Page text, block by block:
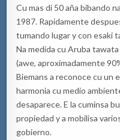
Cu mas di 50 aña bibando
1987. Rapidamente
tumando lugar y con esaki
Na medida cu Aruba
(awe, aproximadamente
Biemans a reconoce cu un
harmonia cu medio
desaparece. E la cuminsa
propiedad y a mobilisa
gobierno.